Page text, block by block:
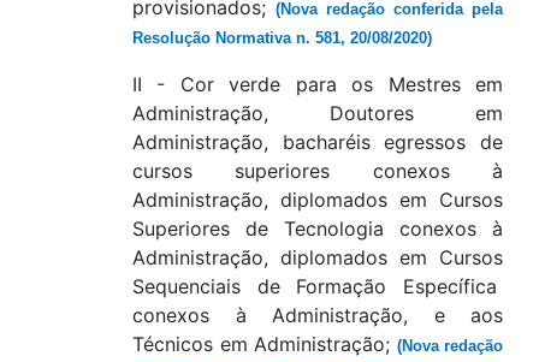
provisionados; (Nova redação conferida pela
Resolução Normativa n. 581, 20/08/2020)
II - Cor verde para os Mestres em
Administração, Doutores em
Administração, bacharéis egressos de
cursos superiores conexos à
Administração, diplomados em Cursos
Superiores de Tecnologia conexos à
Administração, diplomados em Cursos
Sequenciais de Formação Específica
conexos à Administração, e aos
Técnicos em Administração; (Nova redação